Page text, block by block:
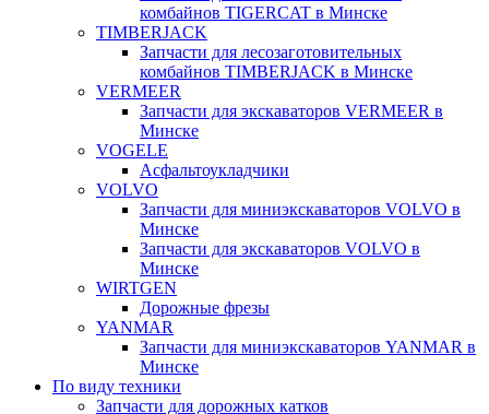
комбайнов TIGERCAT в Минске
TIMBERJACK
Запчасти для лесозаготовительных
комбайнов TIMBERJACK в Минске
VERMEER
Запчасти для экскаваторов VERMEER в
Минске
VOGELE
Асфальтоукладчики
VOLVO
Запчасти для миниэкскаваторов VOLVO в
Минске
Запчасти для экскаваторов VOLVO в
Минске
WIRTGEN
Дорожные фрезы
YANMAR
Запчасти для миниэкскаваторов YANMAR в
Минске
По виду техники
Запчасти для дорожных катков